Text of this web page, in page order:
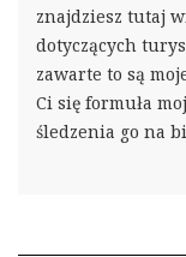
znajdziesz tutaj
dotyczących
zawarte to są
Ci się formuła
śledzenia go na